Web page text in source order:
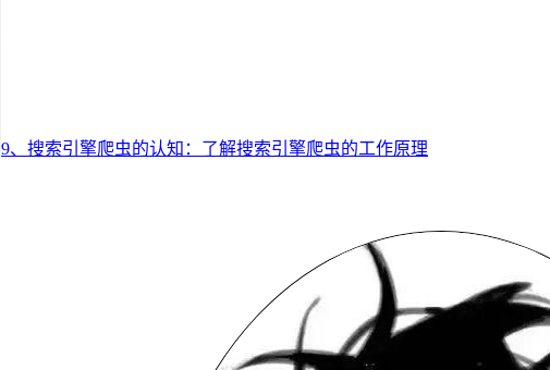
9、搜索引擎爬虫的认知：了解搜索引擎爬虫的工作原理